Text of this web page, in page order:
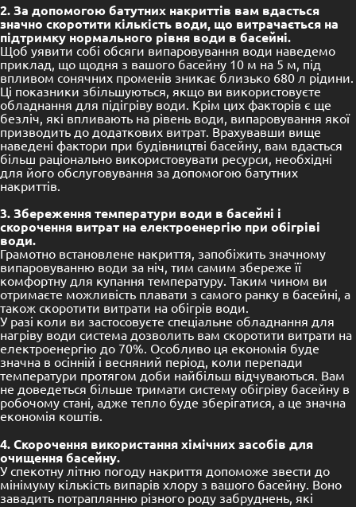
2. За допомогою батутних накриттів вам вдасться
значно скоротити кількість води, що витрачається на
підтримку нормального рівня води в басейні.
Щоб уявити собі обсяги випаровування води наведемо
приклад, що щодня з вашого басейну 10 м на 5 м, під
впливом сонячних променів зникає близько 680 л рідини.
Ці показники збільшуються, якщо ви використовуєте
обладнання для підігріву води. Крім цих факторів є ще
безліч, які впливають на рівень води, випаровування якої
призводить до додаткових витрат. Врахувавши вище
наведені фактори при будівництві басейну, вам вдасться
більш раціонально використовувати ресурси, необхідні
для його обслуговування за допомогою батутних
накриттів.
3. Збереження температури води в басейні і
скорочення витрат на електроенергію при обігріві
води.
Грамотно встановлене накриття, запобіжить значному
випаровуванню води за ніч, тим самим збереже її
комфортну для купання температуру. Таким чином ви
отримаєте можливість плавати з самого ранку в басейні, а
також скоротити витрати на обігрів води.
У разі коли ви застосовуєте спеціальне обладнання для
нагріву води система дозволить вам скоротити витрати на
електроенергію до 70%. Особливо ця економія буде
значна в осінній і весняний період, коли перепади
температури протягом доби найбільш відчуваються. Вам
не доведеться більше тримати систему обігріву басейну в
робочому стані, адже тепло буде зберігатися, а це значна
економія коштів.
4. Скорочення використання хімічних засобів для
очищення басейну.
У спекотну літню погоду накриття допоможе звести до
мінімуму кількість випарів хлору з вашого басейну. Воно
завадить потраплянню різного роду забруднень, які